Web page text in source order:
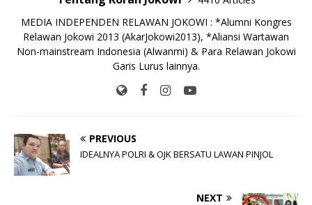
MEDIA INDEPENDEN RELAWAN JOKOWI : *Alumni Kongres
Relawan Jokowi 2013 (AkarJokowi2013), *Aliansi Wartawan
Non-mainstream Indonesia (Alwanmi) & Para Relawan Jokowi
Garis Lurus lainnya.
PREVIOUS
IDEALNYA POLRI & OJK BERSATU LAWAN PINJOL
NEXT